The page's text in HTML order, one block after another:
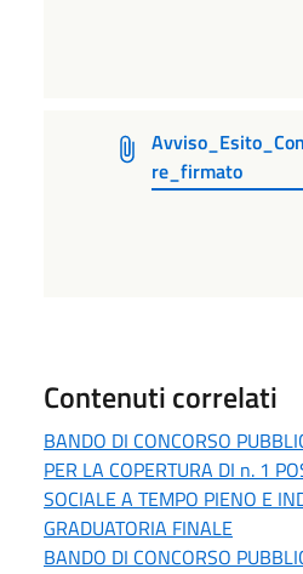
re_firmato
Contenuti correlati
BANDO DI CONCORSO
PER LA COPERTURA DI n. 1
SOCIALE A TEMPO PIENO E
GRADUATORIA FINALE
BANDO DI CONCORSO